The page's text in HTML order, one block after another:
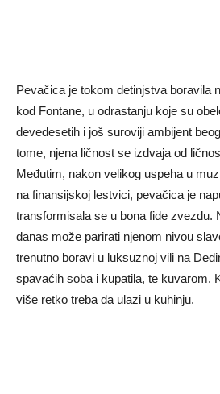
Pevačica je tokom detinjstva boravila
kod Fontane, u odrastanju koje su
devedesetih i još suroviji ambijent
tome, njena ličnost se izdvaja od
Međutim, nakon velikog uspeha u
na finansijskoj lestvici, pevačica je
transformisala se u bona fide zvezdu.
danas može parirati njenom nivou
trenutno boravi u luksuznoj vili na
spavaćih soba i kupatila, te kuvarom.
više retko treba da ulazi u kuhinju.